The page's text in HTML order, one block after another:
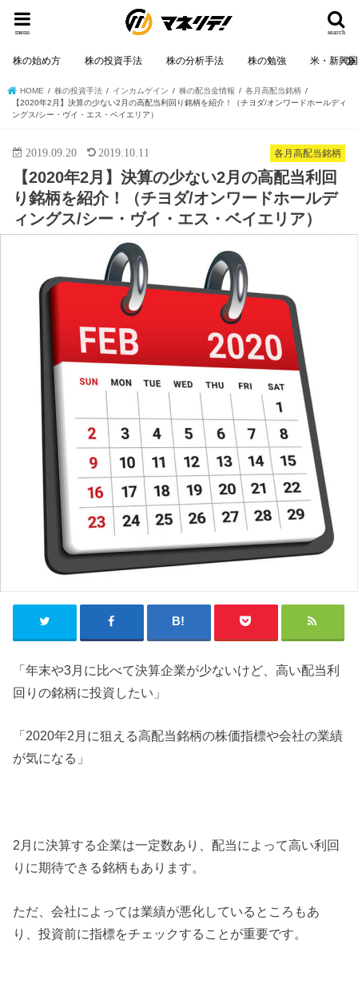
search
menu
株の始め方 株の投資手法 株の分析手法 株の勉強 米・新興
HOME 株の投資手法 インカムゲイン 株の配当金情報
各月高配当銘柄
【2020年2月】決算の少ない2月の高配当利回り銘柄を紹介！（チヨダ/オンワードホールディ
ングス/シー・ヴイ・エス・ベイエリア）
各月高配当銘柄
2019.09.20 2019.10.11
【2020年2月】決算の少ない2月の高配当利回
り銘柄を紹介！（チヨダ/オンワードホールデ
ィングス/シー・ヴイ・エス・ベイエリア）
「年末や3月に比べて決算企業が少ないけど、高い配当利
回りの銘柄に投資したい」
「2020年2月に狙える高配当銘柄の株価指標や会社の業績
が気になる」
2月に決算する企業は一定数あり、配当によって高い利回
りに期待できる銘柄もあります。
ただ、会社によっては業績が悪化しているところもあ
り、投資前に指標をチェックすることが重要です。